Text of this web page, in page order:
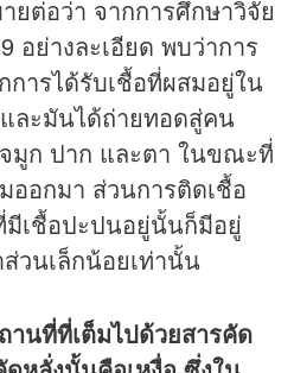
ยต่อว่า จากการศึกษาวิจัย
อย่างละเอียด พบว่าการ
ารได้รับเชื้อที่ผสมอยู่ใน
ละมันได้ถ่ายทอดสู่คน
มูก ปาก และตา ในขณะที่
อกมา ส่วนการติดเชื้อ
เชื้อปะปนอยู่นั้นก็มีอยู่
วนเล็กน้อยเท่านั้น
านที่ที่เต็มไปด้วยสารคัด